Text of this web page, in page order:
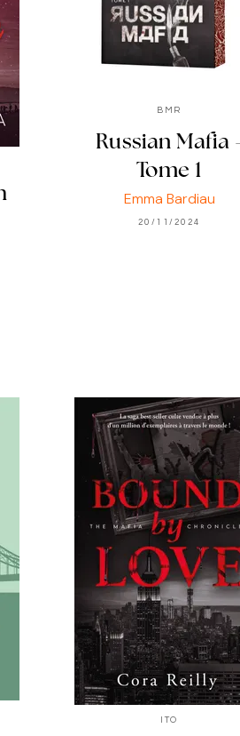
BMR
Russian Mafia
Tome 1
Emma Bardiau
20/11/2024
ITO